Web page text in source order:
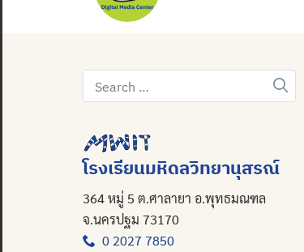
Search
for:
โรงเรียนมหิดลวิทยานุสรณ์
364 หมู่ 5 ต.ศาลายา อ.พุทธมณฑล
จ.นครปฐม 73170
0 2027 7850